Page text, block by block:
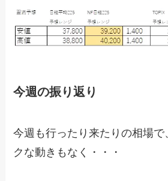
今週の振り返り
今週も行ったり来たりの相場で
クな動きもなく・・・